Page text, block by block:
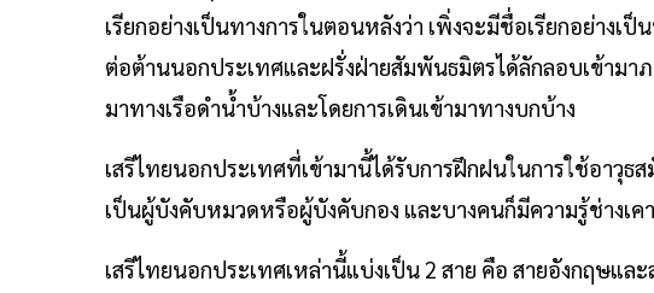
เรียกอย่างเป็นทางการในตอนหลังว่า เพิ่งจะมีชื่อเรียกอย่างเ
ต่อต้านนอกประเทศและฝรั่งฝ่ายสัมพันธมิตรได้ลักลอบเข้ามาภ
มาทางเรือดำน้ำบ้างและโดยการเดินเข้ามาทางบกบ้าง
เสรีไทยนอกประเทศที่เข้ามานี้ได้รับการฝึกฝนในการใช้อาวุ
เป็นผู้บังคับหมวดหรือผู้บังคับกอง และบางคนก็มีความรู้ช่างเค
เสรีไทยนอกประเทศเหล่านี้แบ่งเป็น 2 สาย คือ สายอังกฤษแล